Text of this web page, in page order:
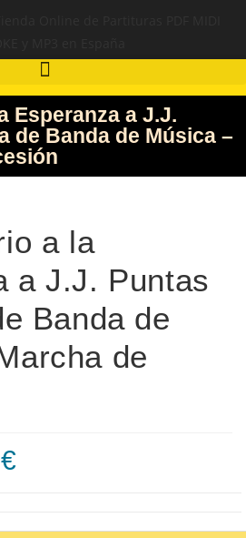
Esperanza a J.J.
de Banda de Música –
a la
a J.J. Puntas
Banda de
de
€